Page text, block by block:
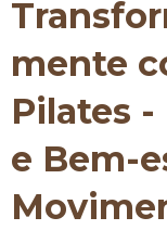
mente
Pilates
e Bem-